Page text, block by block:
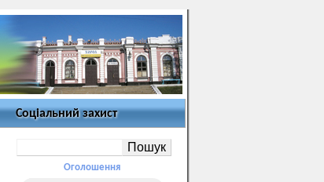
Соціальний захист
Оголошення